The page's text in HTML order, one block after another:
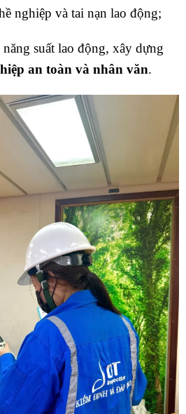
nghiệp và tai nạn lao động;
suất lao động, xây dựng
an toàn và nhân văn.